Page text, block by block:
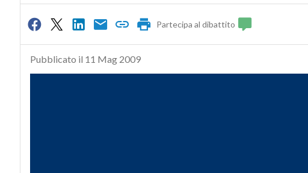
Partecipa al dibattito
Pubblicato il 11 Mag 2009